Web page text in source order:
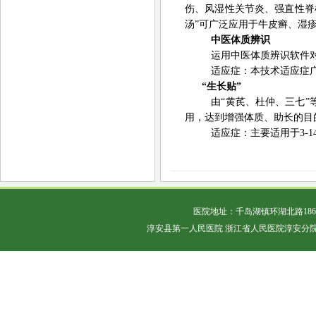
伤、风湿性关节炎、强直性
汤”可广泛应用于牛皮癣、湿
中医体质辨识
运用中医体质辨识软件
适应症：本技术适应症
“生长贴”
由“黄芪、杜仲、三七”
用，达到增强体质、助长的目
适应症：主要适用于3-
医院地址：千岛湖镇环湖北路
淳安县第一人民医院 浙江省人民医院淳安分